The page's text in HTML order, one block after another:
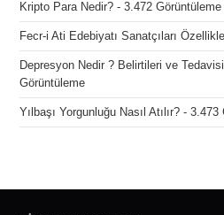
Kripto Para Nedir? - 3.472 Görüntüleme
Fecr-i Ati Edebiyatı Sanatçıları
Depresyon Nedir ? Belirtileri ve
Görüntüleme
Yılbaşı Yorgunluğu Nasıl Atılır? - 3.473